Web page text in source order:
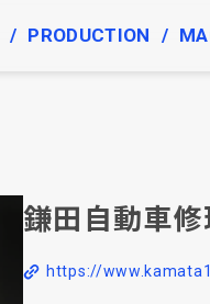
PRODUCTION
鎌田自動車
https://